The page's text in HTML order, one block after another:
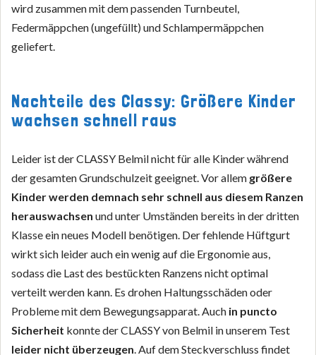
wird zusammen mit dem passenden Turnbeutel,
Federmäppchen (ungefüllt) und Schlampermäppchen
geliefert.
Nachteile des Classy: Größere Kinder
wachsen schnell raus
Leider ist der CLASSY Belmil nicht für alle Kinder während
der gesamten Grundschulzeit geeignet. Vor allem größere
Kinder werden demnach sehr schnell aus diesem Ranzen
herauswachsen und unter Umständen bereits in der dritten
Klasse ein neues Modell benötigen. Der fehlende Hüftgurt
wirkt sich leider auch ein wenig auf die Ergonomie aus,
sodass die Last des bestückten Ranzens nicht optimal
verteilt werden kann. Es drohen Haltungsschäden oder
Probleme mit dem Bewegungsapparat. Auch in puncto
Sicherheit konnte der CLASSY von Belmil in unserem Test
leider nicht überzeugen. Auf dem Steckverschluss findet